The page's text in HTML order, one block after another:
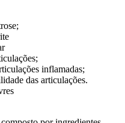
inflamadas;
das articulações.